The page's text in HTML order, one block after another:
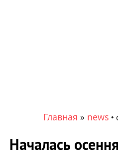
Главная » news •
Началась